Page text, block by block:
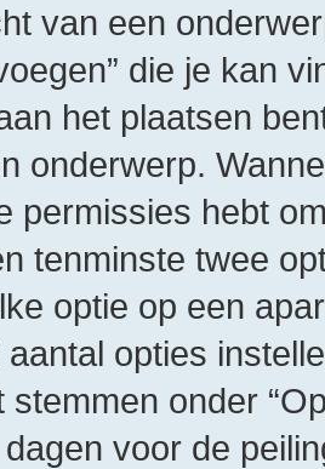
van een
die je kan
het plaatsen
onderwerp.
permissies hebt
tenminste twee
optie op een
opties
stemmen onder
voor de